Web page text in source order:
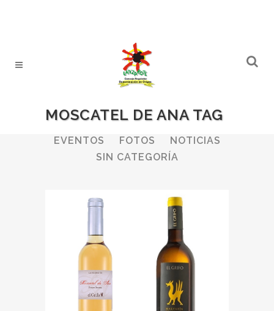
MOSCATEL DE ANA TAG
ALL BODEGAS
BOLETINES
EVENTOS
FOTOS
NOTICIAS
SIN CATEGORÍA